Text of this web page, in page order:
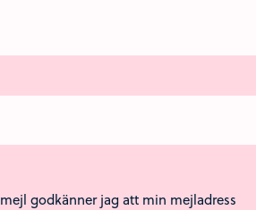
godkänner jag att min mejladress